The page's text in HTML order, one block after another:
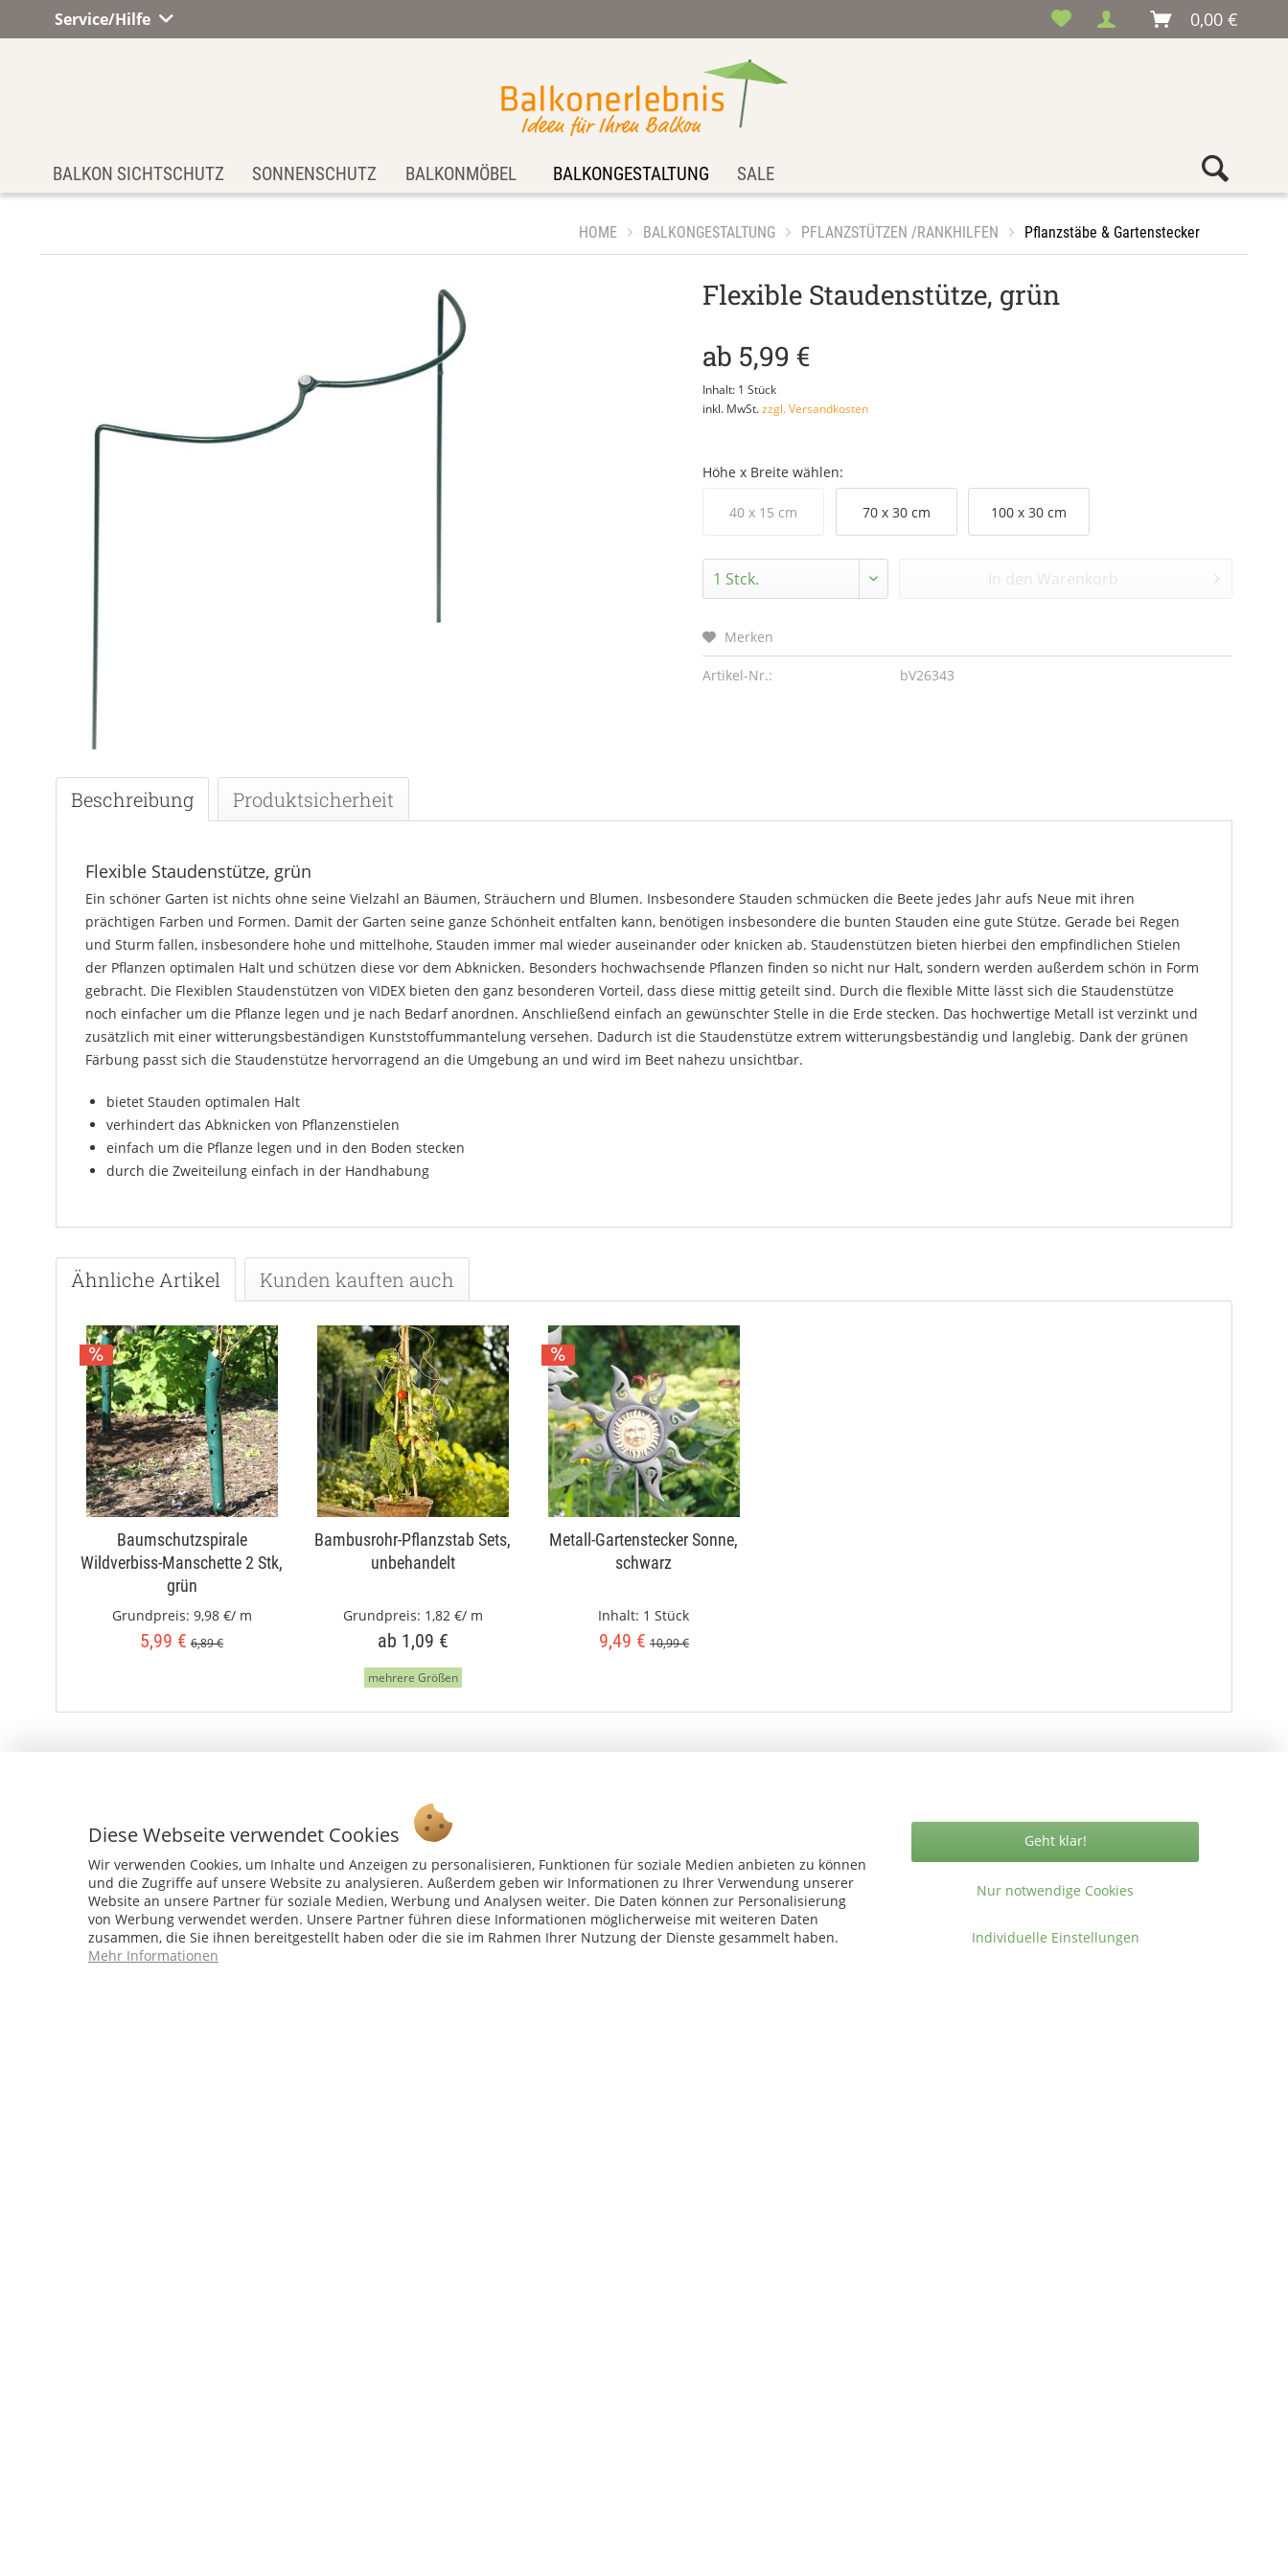
Service/Hilfe 0,00 €
BALKON SICHTSCHUTZ SONNENSCHUTZ BALKONMÖBEL BALKONGESTALTUNG SALE
HOME BALKONGESTALTUNG PFLANZSTÜTZEN /RANKHILFEN Pflanzstäbe & Gartenstecker
Flexible Staudenstütze, grün
ab 5,99 €
Inhalt: 1 Stück
inkl. MwSt.zzgl. Versandkosten
Höhe x Breite wählen:
40 x 15 cm 70 x 30 cm 100 x 30 cm
In den Warenkorb
Merken
Artikel-Nr.: bV26343
Beschreibung Produktsicherheit
Flexible Staudenstütze, grün
Ein schöner Garten ist nichts ohne seine Vielzahl an Bäumen, Sträuchern und Blumen. Insbesondere Stauden schmücken die Beete jedes Jahr aufs Neue mit ihren
prächtigen Farben und Formen. Damit der Garten seine ganze Schönheit entfalten kann, benötigen insbesondere die bunten Stauden eine gute Stütze. Gerade bei Regen
und Sturm fallen, insbesondere hohe und mittelhohe, Stauden immer mal wieder auseinander oder knicken ab. Staudenstützen bieten hierbei den empfindlichen Stielen
der Pflanzen optimalen Halt und schützen diese vor dem Abknicken. Besonders hochwachsende Pflanzen finden so nicht nur Halt, sondern werden außerdem schön in Form
gebracht. Die Flexiblen Staudenstützen von VIDEX bieten den ganz besonderen Vorteil, dass diese mittig geteilt sind. Durch die flexible Mitte lässt sich die Staudenstütze
noch einfacher um die Pflanze legen und je nach Bedarf anordnen. Anschließend einfach an gewünschter Stelle in die Erde stecken. Das hochwertige Metall ist verzinkt und
zusätzlich mit einer witterungsbeständigen Kunststoffummantelung versehen. Dadurch ist die Staudenstütze extrem witterungsbeständig und langlebig. Dank der grünen
Färbung passt sich die Staudenstütze hervorragend an die Umgebung an und wird im Beet nahezu unsichtbar.
bietet Stauden optimalen Halt
verhindert das Abknicken von Pflanzenstielen
einfach um die Pflanze legen und in den Boden stecken
durch die Zweiteilung einfach in der Handhabung
Ähnliche Artikel Kunden kauften auch
Baumschutzspirale
Wildverbiss-Manschette 2 Stk,
grün
Grundpreis: 9,98 €/ m
5,99 € 6,89 €
Bambusrohr-Pflanzstab Sets,
unbehandelt
Grundpreis: 1,82 €/ m
ab 1,09 €
mehrere Größen
Metall-Gartenstecker Sonne,
schwarz
Inhalt: 1 Stück
9,49 € 10,99 €
Ab 75 € versandkostenfrei *
Service Hotline
04241 - 803018-0
Shop Service Informationen
Diese Webseite verwendet Cookies
Wir verwenden Cookies, um Inhalte und Anzeigen zu personalisieren, Funktionen für soziale Medien anbieten zu können
und die Zugriffe auf unsere Website zu analysieren. Außerdem geben wir Informationen zu Ihrer Verwendung unserer
Website an unsere Partner für soziale Medien, Werbung und Analysen weiter. Die Daten können zur Personalisierung
von Werbung verwendet werden. Unsere Partner führen diese Informationen möglicherweise mit weiteren Daten
zusammen, die Sie ihnen bereitgestellt haben oder die sie im Rahmen Ihrer Nutzung der Dienste gesammelt haben.
Mehr Informationen
Nur notwendige Cookies
Geht klar!
Individuelle Einstellungen